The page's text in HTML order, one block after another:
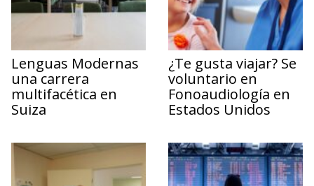
Lenguas Modernas
una carrera
multifacética en
Suiza
¿Te gusta viajar? Se
voluntario en
Fonoaudiología en
Estados Unidos